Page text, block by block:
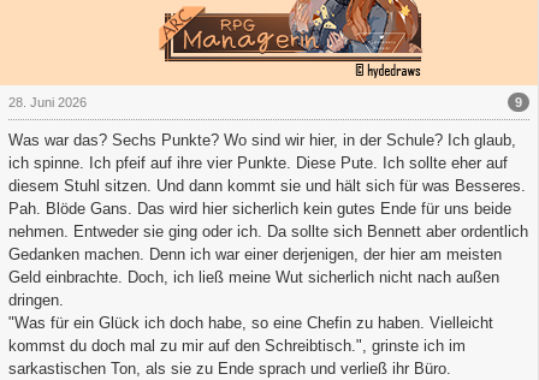
9
28. Juni 2026
Was war das? Sechs Punkte? Wo sind wir hier, in der Schule? Ich glaub,
ich spinne. Ich pfeif auf ihre vier Punkte. Diese Pute. Ich sollte eher auf
diesem Stuhl sitzen. Und dann kommt sie und hält sich für was Besseres.
Pah. Blöde Gans. Das wird hier sicherlich kein gutes Ende für uns beide
nehmen. Entweder sie ging oder ich. Da sollte sich Bennett aber ordentlich
Gedanken machen. Denn ich war einer derjenigen, der hier am meisten
Geld einbrachte. Doch, ich ließ meine Wut sicherlich nicht nach außen
dringen.
"Was für ein Glück ich doch habe, so eine Chefin zu haben. Vielleicht
kommst du doch mal zu mir auf den Schreibtisch.", grinste ich im
sarkastischen Ton, als sie zu Ende sprach und verließ ihr Büro.